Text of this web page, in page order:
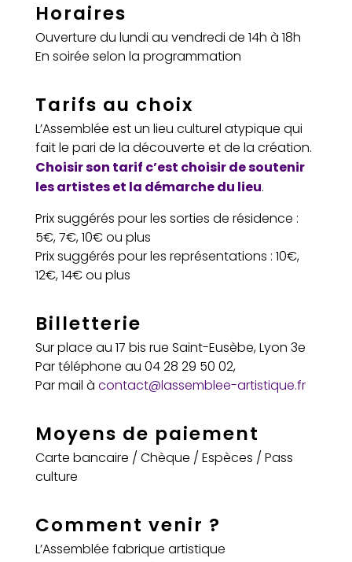
Horaires
Ouverture du lundi au vendredi de 14h à 18h
En soirée selon la programmation
Tarifs au choix
L’Assemblée est un lieu culturel atypique qui
fait le pari de la découverte et de la création.
Choisir son tarif c’est choisir de soutenir
les artistes et la démarche du lieu.
Prix suggérés pour les sorties de résidence :
5€, 7€, 10€ ou plus
Prix suggérés pour les représentations : 10€,
12€, 14€ ou plus
Billetterie
Sur place au 17 bis rue Saint-Eusèbe, Lyon 3e
Par téléphone au 04 28 29 50 02,
Par mail à contact@lassemblee-artistique.fr
Moyens de paiement
Carte bancaire / Chèque / Espèces / Pass
culture
Comment venir ?
L’Assemblée fabrique artistique